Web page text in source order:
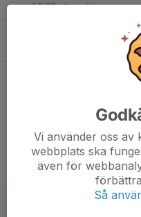
19:30
Sportfältet
Träning 2012
20:30
Träning
Sportfältet
19:00
20:30
Träning
Sportfältet
Vi använder oss
webbplats ska
även för
Så